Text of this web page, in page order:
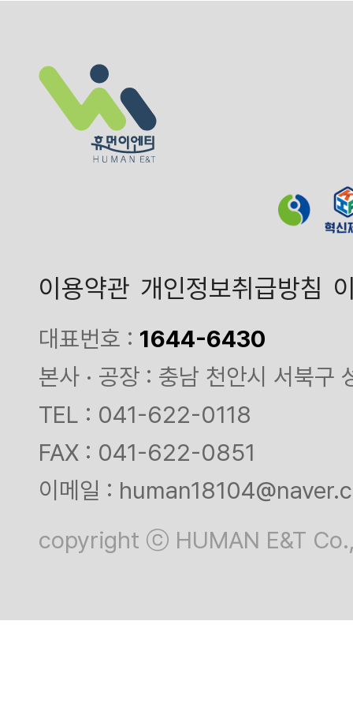
이용약관 개인정보취급방침
대표번호 : 1644-6430
본사 · 공장 : 충남 천안시 서북
TEL : 041-622-0118
FAX : 041-622-0851
이메일 :
copyright ⓒ HUMAN E&T